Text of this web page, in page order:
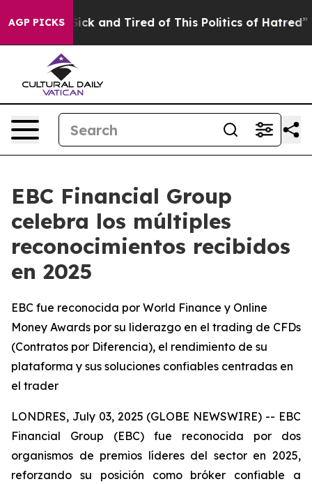
AGP PICKS
Are Sick and Tired of This Politics of Hatred” The
EBC Financial Group
celebra los múltiples
reconocimientos recibidos
en 2025
EBC fue reconocida por World Finance y Online
Money Awards por su liderazgo en el trading de CFDs
(Contratos por Diferencia), el rendimiento de su
plataforma y sus soluciones confiables centradas en
el trader
LONDRES, July 03, 2025 (GLOBE NEWSWIRE) -- EBC
Financial Group (EBC) fue reconocida por dos
organismos de premios líderes del sector en 2025,
reforzando su posición como bróker confiable a